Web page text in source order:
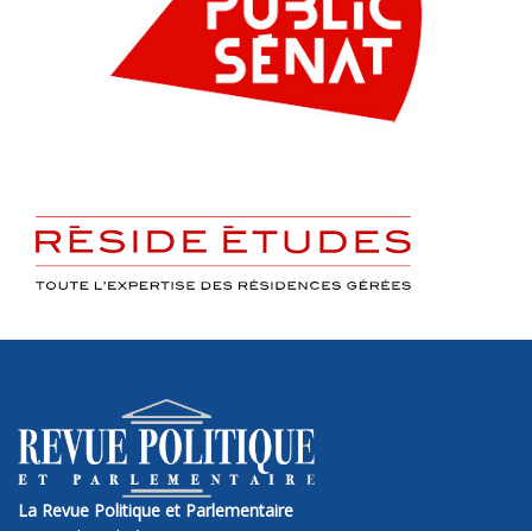
La Revue Politique et Parlementaire